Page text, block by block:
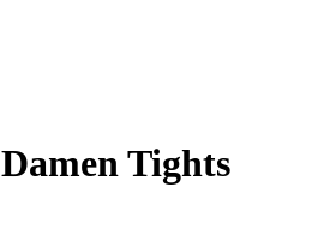
Damen Tights